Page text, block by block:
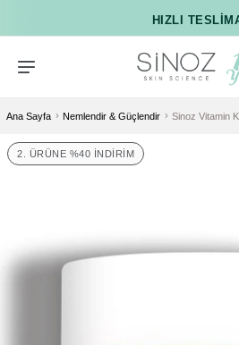
HIZLI
Ana Sayfa Nemlendir & Güçlendir Sinoz Vitamin
2. ÜRÜNE %40 İNDIRIM